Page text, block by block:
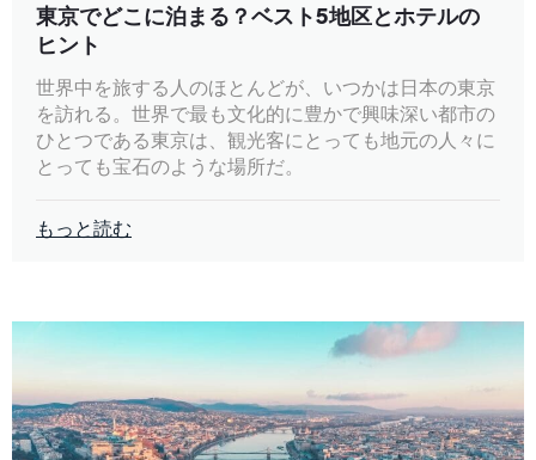
東京でどこに泊まる？ベスト5地区とホテルの
ヒント
世界中を旅する人のほとんどが、いつかは日本の東京
を訪れる。世界で最も文化的に豊かで興味深い都市の
ひとつである東京は、観光客にとっても地元の人々に
とっても宝石のような場所だ。
もっと読む